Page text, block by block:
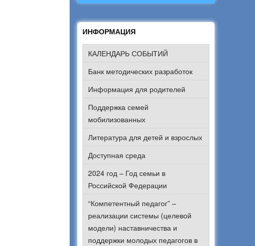
ИНФОРМАЦИЯ
КАЛЕНДАРЬ СОБЫТИЙ
Банк методических разработок
Информация для родителей
Поддержка семей
мобилизованных
Литература для детей и взрослых
Доступная среда
2024 год – Год семьи в
Российской Федерации
“Компетентный педагог” –
реализации системы (целевой
модели) наставничества и
поддержки молодых педагогов в